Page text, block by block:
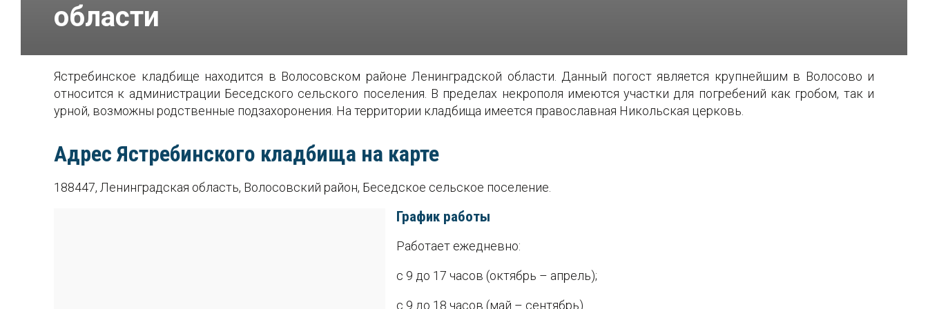
области
Ястребинское кладбище находится в Волосовском районе Ленинградской области. Данный погост является крупнейшим в Волосово и
относится к администрации Беседского сельского поселения. В пределах некрополя имеются участки для погребений как гробом, так и
урной, возможны родственные подзахоронения. На территории кладбища имеется православная Никольская церковь.
Адрес Ястребинского кладбища на карте
188447, Ленинградская область, Волосовский район, Беседское сельское поселение.
График работы
Работает ежедневно:
с 9 до 17 часов (октябрь – апрель);
с 9 до 18 часов (май – сентябрь).